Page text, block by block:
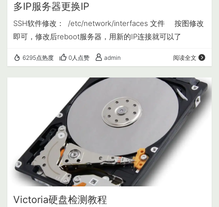
多IP服务器更换IP
SSH软件修改： /etc/network/interfaces 文件 按图修改
即可，修改后reboot服务器，用新的IP连接就可以了
6295点热度 0人点赞 admin 阅读全文
Victoria硬盘检测教程